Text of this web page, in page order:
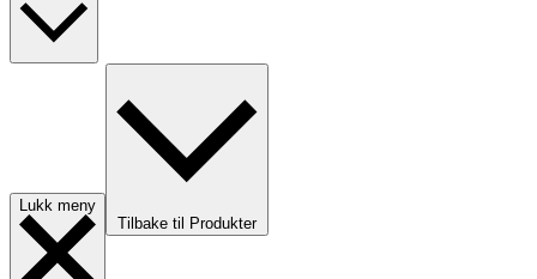
Lukk meny
Tilbake til Produkter